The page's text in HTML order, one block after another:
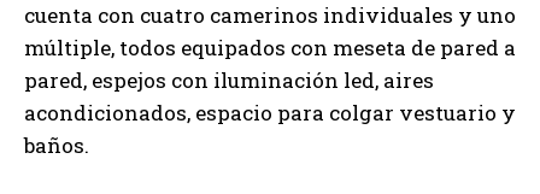
cuenta con cuatro camerinos individuales y uno
múltiple, todos equipados con meseta de pared a
pared, espejos con iluminación led, aires
acondicionados, espacio para colgar vestuario y
baños.